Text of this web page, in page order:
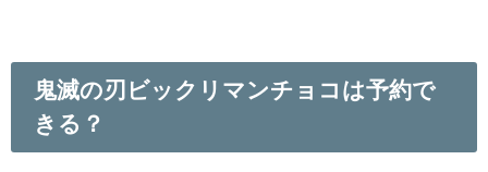
鬼滅の刃ビックリマンチョコは予約で
きる？